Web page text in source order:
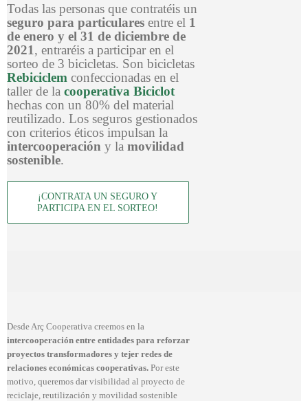
Todas las personas que contratéis un
seguro para particulares entre el 1
de enero y el 31 de diciembre de
2021, entraréis a participar en el
sorteo de 3 bicicletas. Son bicicletas
Rebiciclem confeccionadas en el
taller de la cooperativa Biciclot
hechas con un 80% del material
reutilizado. Los seguros gestionados
con criterios éticos impulsan la
intercooperación y la movilidad
sostenible.
¡CONTRATA UN SEGURO Y
PARTICIPA EN EL SORTEO!
Desde Arç Cooperativa creemos en la
intercooperación entre entidades para reforzar
proyectos transformadores y tejer redes de
relaciones económicas cooperativas. Por este
motivo, queremos dar visibilidad al proyecto de
reciclaje, reutilización y movilidad sostenible